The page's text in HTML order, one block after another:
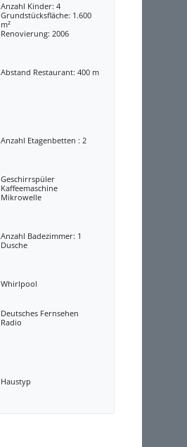
Anzahl Kinder: 4
Grundstücksfläche: 1.600
m²
Renovierung: 2006
Abstand Restaurant: 400 m
Anzahl Etagenbetten : 2
Geschirrspüler
Kaffeemaschine
Mikrowelle
Anzahl Badezimmer: 1
Dusche
Whirlpool
Deutsches Fernsehen
Radio
Haustyp